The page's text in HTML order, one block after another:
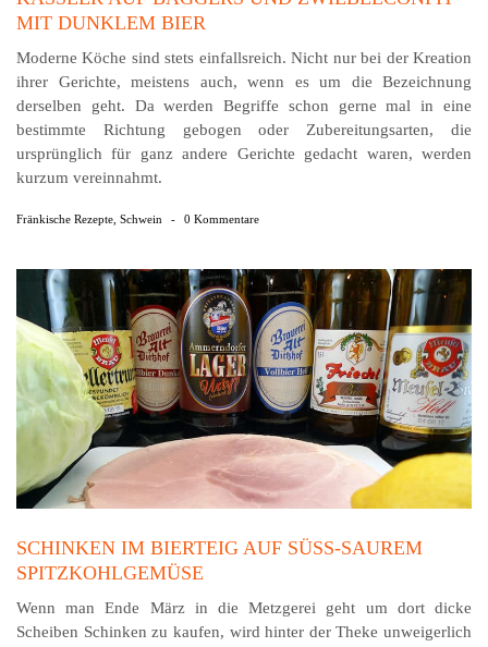
MIT DUNKLEM BIER
Moderne Köche sind stets einfallsreich. Nicht nur bei der Kreation
ihrer Gerichte, meistens auch, wenn es um die Bezeichnung
derselben geht. Da werden Begriffe schon gerne mal in eine
bestimmte Richtung gebogen oder Zubereitungsarten, die
ursprünglich für ganz andere Gerichte gedacht waren, werden
kurzum vereinnahmt.
Fränkische Rezepte Schwein - 0 Kommentare
SCHINKEN IM BIERTEIG AUF SÜSS-SAUREM S
PITZKOHLGEMÜSE
Wenn man Ende März in die Metzgerei geht um dort dicke
Scheiben Schinken zu kaufen, wird hinter der Theke unweigerlich